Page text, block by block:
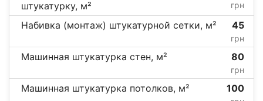
штукатурку, м²
грн
Набивка (монтаж) штукатурной сетки, м² 45
грн
Машинная штукатурка стен, м² 80
грн
Машинная штукатурка потолков, м² 100